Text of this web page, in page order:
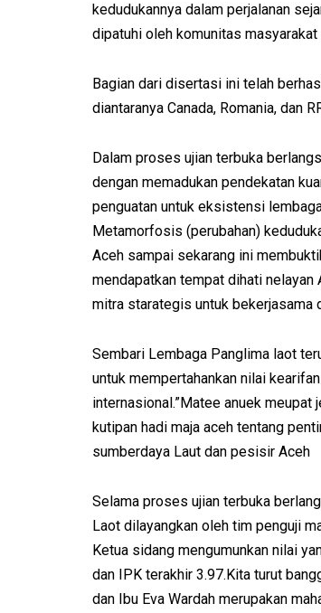
kedudukannya dalam perjalanan
dipatuhi oleh komunitas
Bagian dari disertasi ini telah
diantaranya Canada, Romania, dan
Dalam proses ujian terbuka
dengan memadukan pendekatan
penguatan untuk eksistensi
Metamorfosis (perubahan)
Aceh sampai sekarang ini
mendapatkan tempat dihati nelayan
mitra starategis untuk bekerjasama
Sembari Lembaga Panglima laot
untuk mempertahankan nilai
internasional.”Matee anuek meupat
kutipan hadi maja aceh tentang
sumberdaya Laut dan pesisir Aceh
Selama proses ujian terbuka
Laot dilayangkan oleh tim penguji
Ketua sidang mengumunkan nilai
dan IPK terakhir 3.97.Kita turut
dan Ibu Eva Wardah merupakan